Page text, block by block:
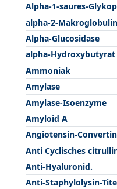
Alpha-1-saures-
alpha-2-Makroglobulin
Alpha-Glucosidase
alpha-Hydroxybutyrat
Ammoniak
Amylase
Amylase-Isoenzyme
Amyloid A
Angiotensin-
Anti Cyclisches
Anti-Hyaluronid.
Anti-Staphylolysin-